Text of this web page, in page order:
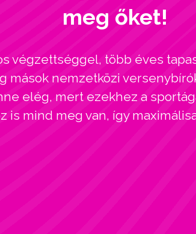
meg őket!
végzettséggel, több éves
mások nemzetközi
elég, mert ezekhez a
is mind meg van, így